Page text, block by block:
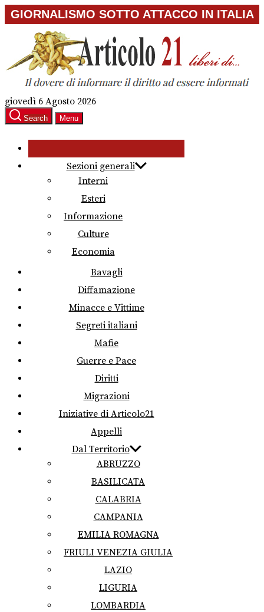
Skip
to
content
GIORNALISMO SOTTO ATTACCO IN ITALIA
giovedì 6 Agosto 2026
Search Menu
Sezioni generali
Interni
Esteri
Informazione
Culture
Economia
Bavagli
Diffamazione
Minacce e Vittime
Segreti italiani
Mafie
Guerre e Pace
Diritti
Migrazioni
Iniziative di Articolo21
Appelli
Dal Territorio
ABRUZZO
BASILICATA
CALABRIA
CAMPANIA
EMILIA ROMAGNA
FRIULI VENEZIA GIULIA
LAZIO
LIGURIA
LOMBARDIA